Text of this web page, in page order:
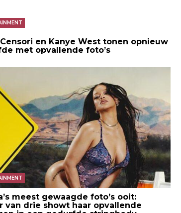
en Kanye West tonen opnieuw
met opvallende foto’s
meest gewaagde foto’s ooit:
van drie showt haar opvallende